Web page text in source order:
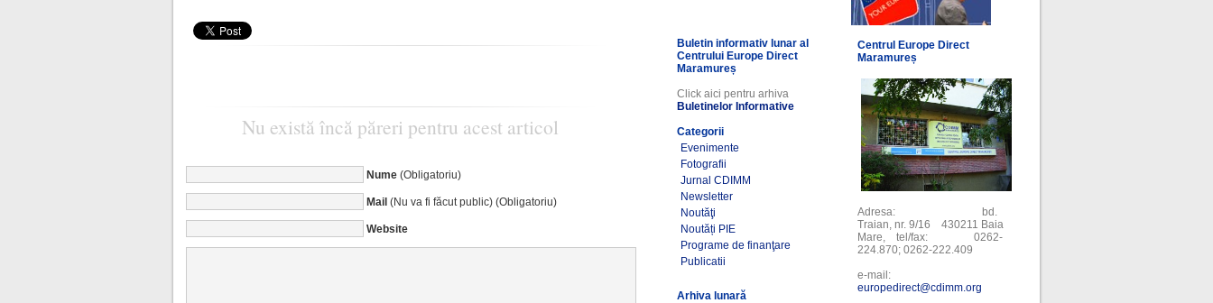
Nu există încă păreri pentru acest articol
Nume(Obligatoriu)
Mail(Nu va fi făcut public) (Obligatoriu)
Website
Buletin informativ lunar al
Centrului Europe Direct
Maramureș
Click aici pentru arhiva
Buletinelor Informative
Categorii
Evenimente
Fotografii
Jurnal CDIMM
Newsletter
Noutăţi
Noutăți PIE
Programe de finanţare
Publicatii
Arhiva lunară
Centrul Europe Direct
Maramureș
Adresa: bd.
Traian, nr. 9/16 430211 Baia
Mare, tel/fax: 0262-
224.870; 0262-222.409
e-mail:
europedirect@cdimm.org